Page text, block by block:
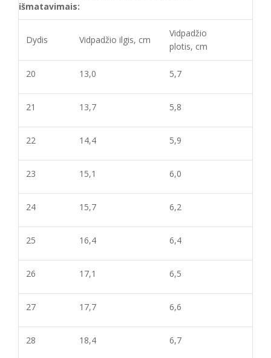
išmatavimais:
Dydis Vidpadžio ilgis, cm
Vidpadžio
plotis, cm
20 13,0 5,7
21 13,7 5,8
22 14,4 5,9
23 15,1 6,0
24 15,7 6,2
25 16,4 6,4
26 17,1 6,5
27 17,7 6,6
28 18,4 6,7